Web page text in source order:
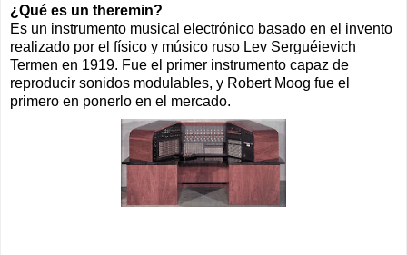
¿Qué es un theremin?
Es un instrumento musical electrónico basado en el invento
realizado por el físico y músico ruso Lev Serguéievich
Termen en 1919. Fue el primer instrumento capaz de
reproducir sonidos modulables, y Robert Moog fue el
primero en ponerlo en el mercado.